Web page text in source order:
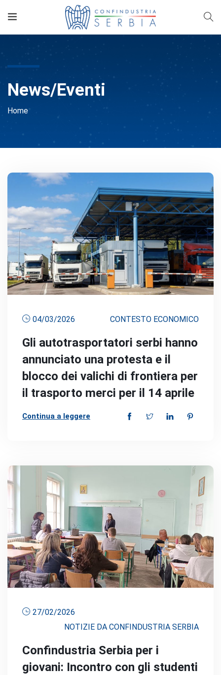
News/Eventi
Home
04/03/2026 CONTESTO ECONOMICO
Gli autotrasportatori serbi hanno
annunciato una protesta e il
blocco dei valichi di frontiera per
il trasporto merci per il 14 aprile
Continua a leggere
27/02/2026
NOTIZIE DA CONFINDUSTRIA SERBIA
Confindustria Serbia per i
giovani: Incontro con gli studenti